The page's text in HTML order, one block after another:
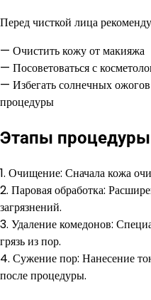
Перед чисткой лица
— Очистить кожу от макияжа
— Посоветоваться с
— Избегать солнечных
процедуры
Этапы процедуры
1. Очищение: Сначала кожа
2. Паровая обработка:
загрязнений.
3. Удаление комедонов:
грязь из пор.
4. Сужение пор: Нанесение
после процедуры.